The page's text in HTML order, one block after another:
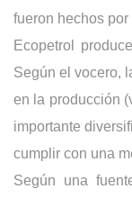
fueron hechos por
Ecopetrol
Según el vocero,
en la producción
importante
cumplir con una
Según una